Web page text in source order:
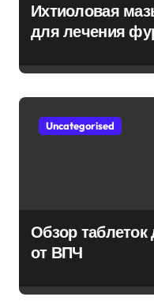
Ихтиоловая
для лечения
Uncategorised
Обзор
от ВПЧ